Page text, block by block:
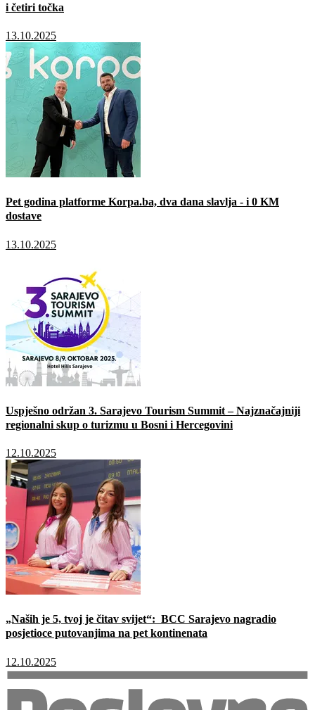
i četiri točka
13.10.2025
Pet godina platforme Korpa.ba, dva dana slavlja - i 0 KM
dostave
13.10.2025
Uspješno održan 3. Sarajevo Tourism Summit – Najznačajniji
regionalni skup o turizmu u Bosni i Hercegovini
12.10.2025
„Naših je 5, tvoj je čitav svijet“: BCC Sarajevo nagradio
posjetioce putovanjima na pet kontinenata
12.10.2025